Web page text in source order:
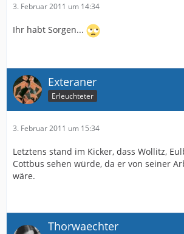
3. Februar 2011 um 14:34
Ihr habt Sorgen...
Exteraner
Erleuchteter
3. Februar 2011 um 15:34
Letztens stand im Kicker, dass Wollitz,
Cottbus sehen würde, da er von seiner
wäre.
Thorwaechter